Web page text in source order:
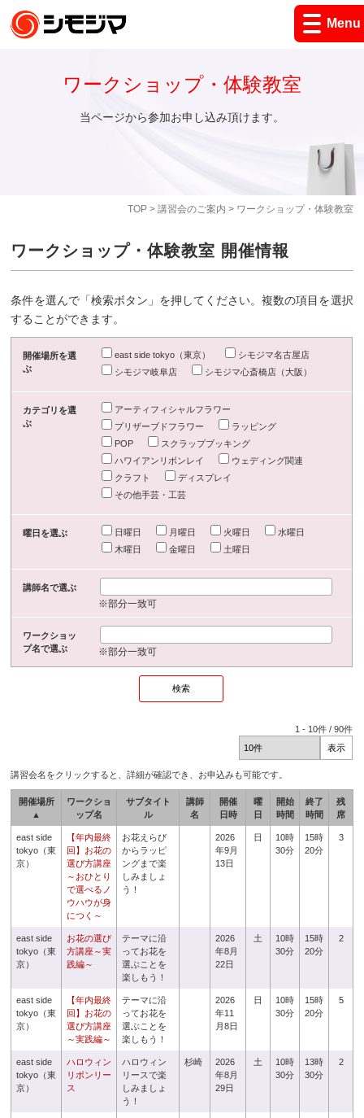
Menu
TOP> 講習会のご案内 > ワークショップ・体験教室
ワークショップ・体験教室
当ページから参加お申し込み頂けます。
ワークショップ・体験教室 開催情報
条件を選んで「検索ボタン」を押してください。複数の項目を選択
することができます。
開催場所を選
ぶ
east side tokyo（東京）
シモジマ名古屋店
シモジマ岐阜店
シモジマ心斎橋店（大阪）
カテゴリを選
ぶ
アーティフィシャルフラワー
プリザーブドフラワー
ラッピング
POP
スクラップブッキング
ハワイアンリボンレイ
ウェディング関連
クラフト
ディスプレイ
その他手芸・工芸
曜日を選ぶ 日曜日 月曜日 火曜日
水曜日
木曜日
金曜日 土曜日
講師名で選ぶ
※部分一致可
ワークショッ
プ名で選ぶ
※部分一致可
1 - 10件 /90件
講習会名をクリックすると、詳細が確認でき、お申込みも可能です。
開催場所
▲
ワークショ
ップ名
サブタイト
ル
講師
名
開催
日時
曜
日
開始
時間
終了
時間
残
席
east side
tokyo（東
京）
【年内最終
回】お花の
選び方講座
～おひとり
で選べるノ
ウハウが身
につく～
お花えらび
からラッピ
ングまで楽
しみましょ
う！
2026
年9月
13日
日
10時
30分
15時
20分
3
east side
tokyo（東
京）
お花の選び
方講座～実
践編～
テーマに沿
ってお花を
選ぶことを
楽しもう！
2026
年8月
22日
土
10時
30分
15時
20分
2
east side
tokyo（東
京）
【年内最終
回】お花の
選び方講座
～実践編～
テーマに沿
ってお花を
選ぶことを
楽しもう！
2026
年11
月8日
日
10時
30分
15時
20分
5
east side
tokyo（東
京）
ハロウィン
リボンリー
ス
ハロウィン
リースで楽
しみましょ
う！
杉崎
2026
年8月
29日
土
10時
30分
13時
30分
2